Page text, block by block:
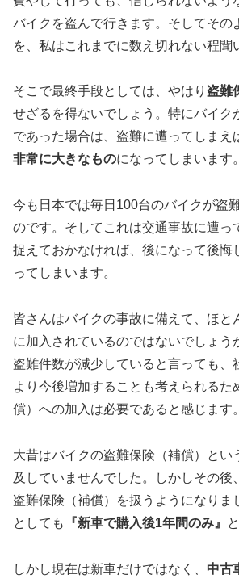
バイクを盗んで行きます。そしてその
を、私はこれまでに数え切れない程聞
そこで最終手段としては、やはり 盗難
せざるを得ないでしょう。特にバイク
であった場合は、盗難に遭ってしまえ
非常に大きなものになってしまいます。
今も日本では毎日100台のバイクが盗
のです。そしてこれは交通事故に遭っ
捉えておかなければ、後になって後悔
ってしまいます。
皆さんはバイクの事故に備えて、ほと
に加入されているのではないでしょう
盗難件数が減少していると言っても、
より今後増加することも考えられるた
償）への加入は必要であると感じます。
大昔はバイクの盗難保険（補償）とい
及していませんでした。しかしその後
盗難保険（補償）を扱うようになりま
としても
『新車で購入後1年間のみ』
しかし現在は新車だけではなく、 中古